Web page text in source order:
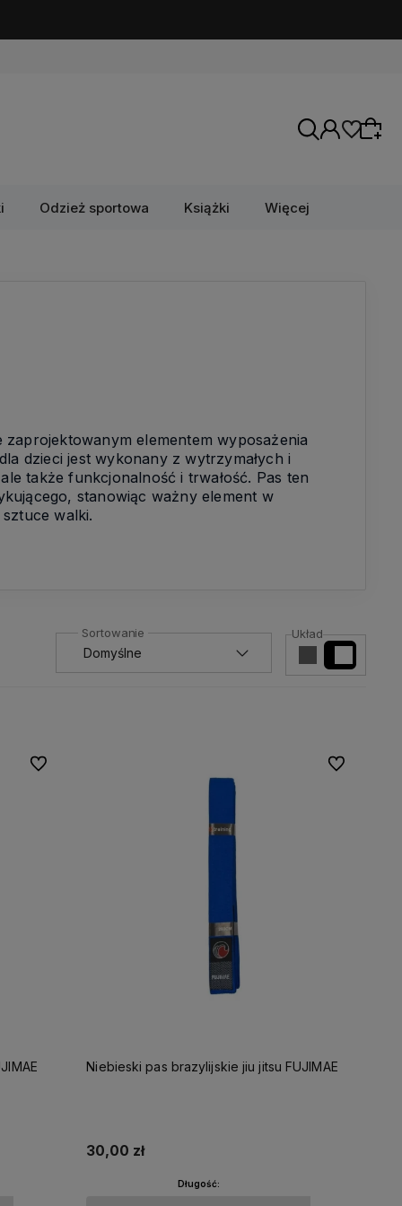
Odzież sportowa Książki Więcej
elementem wyposażenia
dzieci jest wykonany z wytrzymałych i
także funkcjonalność i trwałość. Pas ten
stanowiąc ważny element w
walki.
Układ
Do ulubionych
Niebieski pas brazylijskie jiu jitsu FUJIMAE
30,00 zł
Długość:
Do ulubionych